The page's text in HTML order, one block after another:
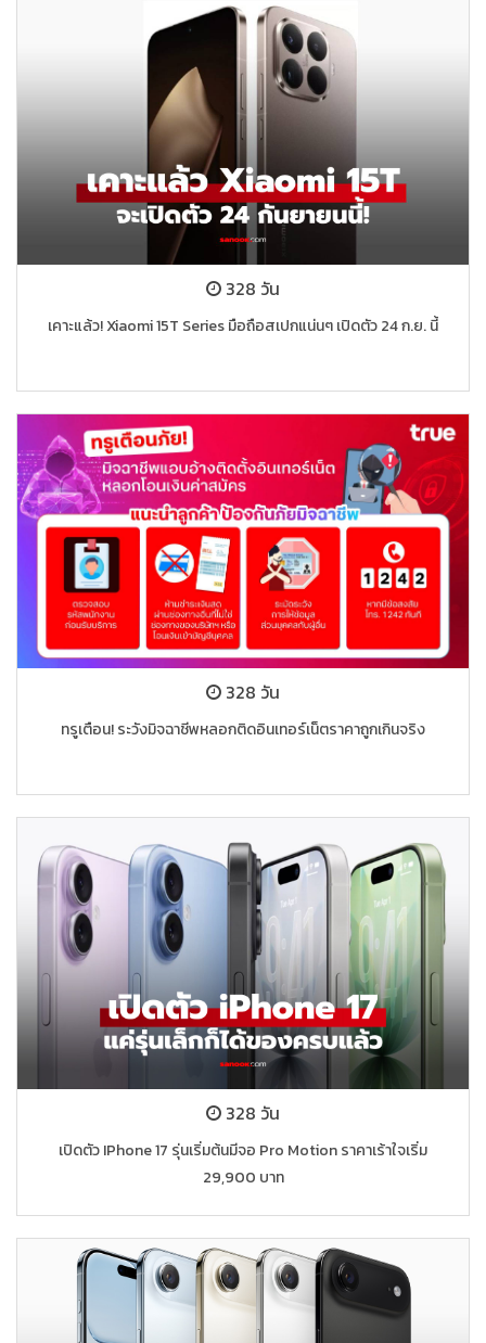
328 วัน
เคาะแล้ว! Xiaomi 15T Series มือถือสเปกแน่นๆ เปิดตัว 24 ก.ย. นี้
328 วัน
ทรูเตือน! ระวังมิจฉาชีพหลอกติดอินเทอร์เน็ตราคาถูกเกินจริง
328 วัน
เปิดตัว IPhone 17 รุ่นเริ่มต้นมีจอ Pro Motion ราคาเร้าใจเริ่ม
29,900 บาท